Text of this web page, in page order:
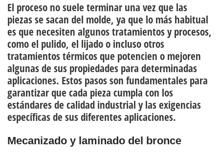
El proceso no suele terminar una vez que las
piezas se sacan del molde, ya que lo más habitual
es que necesiten algunos tratamientos y procesos,
como el pulido, el lijado o incluso otros
tratamientos térmicos que potencien o mejoren
algunas de sus propiedades para determinadas
aplicaciones. Estos pasos son fundamentales para
garantizar que cada pieza cumpla con los
estándares de calidad industrial y las exigencias
específicas de sus diferentes aplicaciones.
Mecanizado y laminado del bronce